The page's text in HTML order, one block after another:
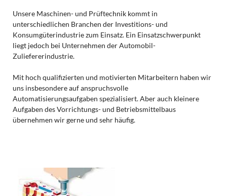
Unsere Maschinen- und Prüftechnik kommt in
unterschiedlichen Branchen der Investitions- und
Konsumgüterindustrie zum Einsatz. Ein Einsatzschwerpunkt
liegt jedoch bei Unternehmen der Automobil-
Zuliefererindustrie.
Mit hoch qualifizierten und motivierten Mitarbeitern haben wir
uns insbesondere auf anspruchsvolle
Automatisierungsaufgaben spezialisiert. Aber auch kleinere
Aufgaben des Vorrichtungs- und Betriebsmittelbaus
übernehmen wir gerne und sehr häufig.